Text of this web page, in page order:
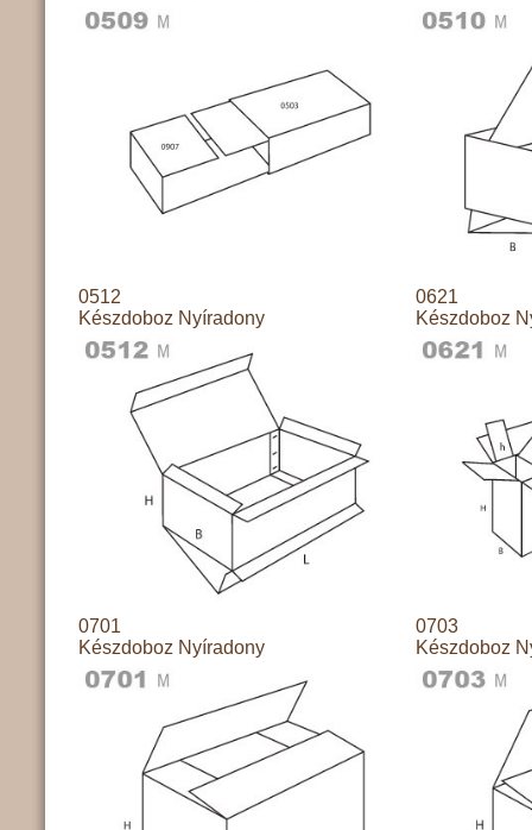
0512
Készdoboz Nyíradony
0621
Készdoboz
0701
Készdoboz Nyíradony
0703
Készdoboz